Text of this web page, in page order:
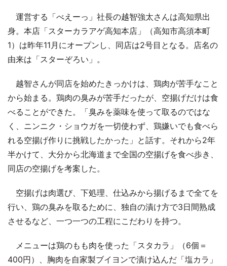
運営する「べえーっ」社長の越智強太さんは高知県出
身。本店「スターカラアゲ高知本店」（高知市高須本町
1）は昨年11月にオープンし、同店は2号目となる。店名の
由来は「スターぞろい」。
越智さんが同店を始めたきっかけは、鶏肉が苦手なこと
から始まる。鶏肉の臭みが苦手だったが、空揚げだけは食
べることができた。「臭みを薬味を使って取るのではな
く、ニンニク・ショウガを一切使わず、鶏嫌いでも食べら
れる空揚げ作りに挑戦したかった」と話す。それから2年
半かけて、大分から北海道まで全国の空揚げを食べ歩き、
同店の空揚げを考案した。
空揚げは肉選び、下処理、仕込みから揚げるまで全てを
行い、鶏の臭みを取るために、独自の漬け方で3日間熟成
させるなど、一つ一つの工程にこだわりを持つ。
メニューは鶏のもも肉を使った「スタカラ」（6個＝
400円）、胸肉を自家製ブイヨンで漬け込んだ「塩カラ」